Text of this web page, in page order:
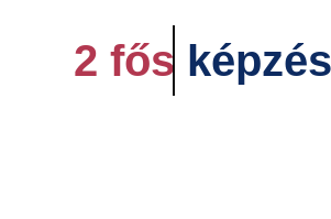
2 fős